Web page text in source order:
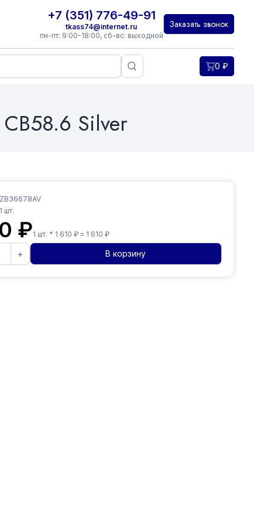
+7 (351) 776-49-91
tkass74@internet.ru
пн-пт: 9:00-18:00, сб-вс: выходной
Заказать звонок
0 ₽
Silver
1 шт.
₽1 шт. * 1 610 ₽ = 1 610 ₽
+ В корзину